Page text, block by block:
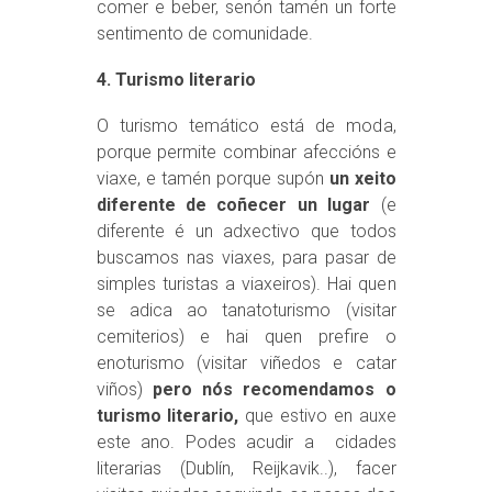
comer e beber, senón tamén un forte
sentimento de comunidade.
4. Turismo literario
O turismo temático está de moda,
porque permite combinar afeccións e
viaxe, e tamén porque supón un xeito
diferente de coñecer un lugar (e
diferente é un adxectivo que todos
buscamos nas viaxes, para pasar de
simples turistas a viaxeiros). Hai quen
se adica ao tanatoturismo (visitar
cemiterios) e hai quen prefire o
enoturismo (visitar viñedos e catar
viños) pero nós recomendamos o
turismo literario, que estivo en auxe
este ano. Podes acudir a cidades
literarias (Dublín, Reijkavik..), facer